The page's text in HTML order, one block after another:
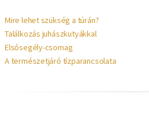
Mire lehet szükség a túrán?
Találkozás juhászkutyákkal
Elsősegély-csomag
A természetjáró tízparancsolata